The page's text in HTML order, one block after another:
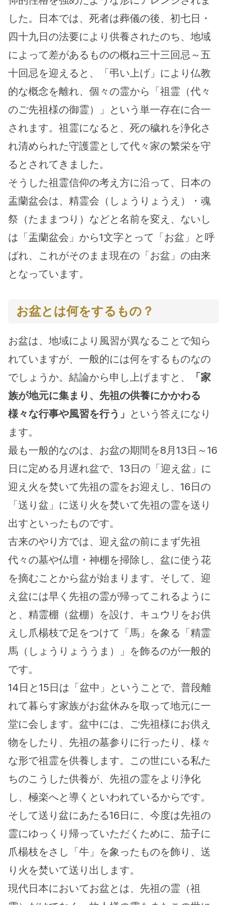
した。日本では、死者は葬儀の後、初七日・
四十九日の法要により供養されたのち、地域
によって差があるものの概ね三十三回忌～五
十回忌を迎えると、「弔い上げ」により仏教
的な概念を離れ、個々の霊から「祖霊（代々
のご先祖様の御霊）」という単一存在に合一
されます。祖霊になると、死の穢れを浄化さ
れ清められた守護霊として代々家の繁栄を守
るとされてきました。
そうした祖霊信仰の考え方に沿って、日本の
盂蘭盆会は、精霊会（しょうりょうえ）・魂
祭（たままつり）などと名前を変え、ないし
は「盂蘭盆会」から1文字とって「お盆」と呼
ばれ、これがそのまま現在の「お盆」の由来
となっています。
お盆とは何をするもの？
お盆は、地域により風習が異なることで知ら
れていますが、一般的には何をするものなの
でしょうか。結論から申し上げますと、
「家
族が地元に集まり、先祖の供養にかかわる
様々な行事や風習を行う」 という答えになり
ます。
最も一般的なのは、お盆の期間を8月13日～16
日に定める月遅れ盆で、13日の「迎え盆」に
迎え火を焚いて先祖の霊をお迎えし、16日の
「送り盆」に送り火を焚いて先祖の霊を送り
出すといったものです。
古来のやり方では、迎え盆の前にまず先祖
代々の墓や仏壇・神棚を掃除し、盆に使う花
を摘むことから盆が始まります。そして、迎
え盆には早く先祖の霊が帰ってこれるように
と、精霊棚（盆棚）を設け、キュウリをお供
えし爪楊枝で足をつけて「馬」を象る「精霊
馬（しょうりょううま）」を飾るのが一般的
です。
14日と15日は「盆中」ということで、普段離
れて暮らす家族がお盆休みを取って地元に一
堂に会します。盆中には、ご先祖様にお供え
物をしたり、先祖の墓参りに行ったり、様々
な形で祖霊を供養します。この世にいる私た
ちのこうした供養が、先祖の霊をより浄化
し、極楽へと導くといわれているからです。
そして送り盆にあたる16日に、今度は先祖の
霊にゆっくり帰っていただくために、茄子に
爪楊枝をさし「牛」を象ったものを飾り、送
り火を焚いて送り出します。
現代日本においてお盆とは、先祖の霊（祖